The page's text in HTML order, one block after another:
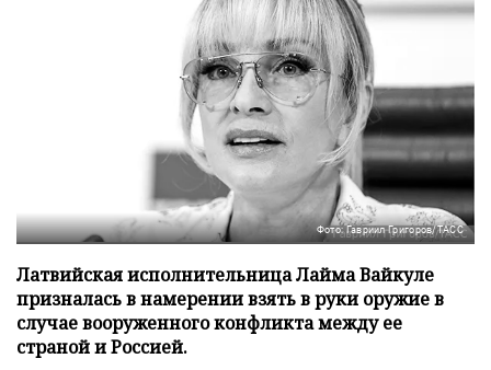
Фото: Гавриил Григоров/ТАСС
Латвийская исполнительница Лайма Вайкуле
призналась в намерении взять в руки оружие в
случае вооруженного конфликта между ее
страной и Россией.